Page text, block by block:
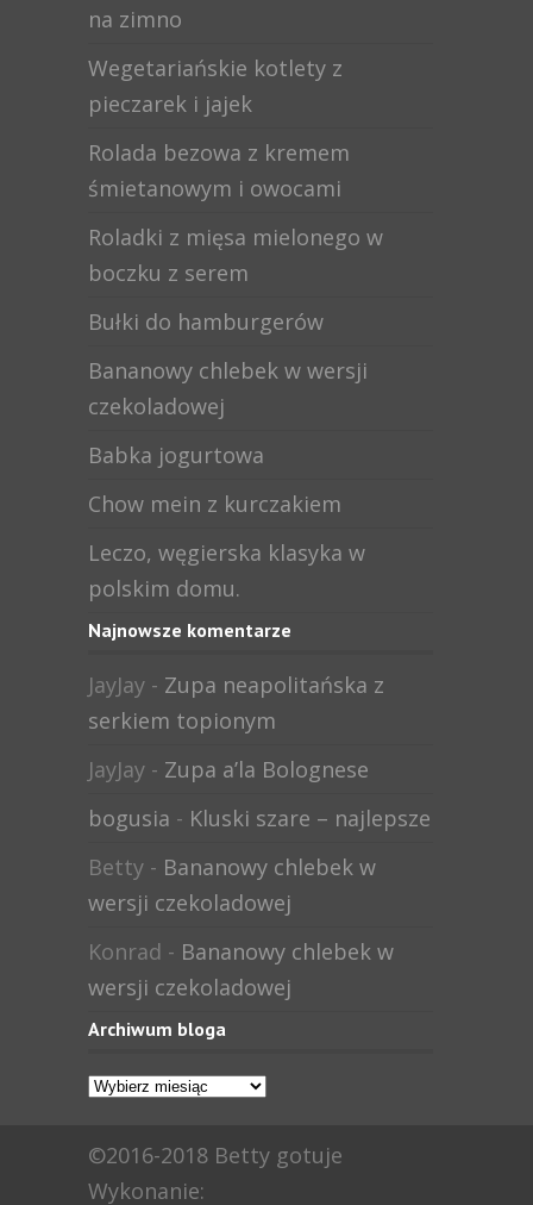
na zimno
Wegetariańskie kotlety z
pieczarek i jajek
Rolada bezowa z kremem
śmietanowym i owocami
Roladki z mięsa mielonego w
boczku z serem
Bułki do hamburgerów
Bananowy chlebek w wersji
czekoladowej
Babka jogurtowa
Chow mein z kurczakiem
Leczo, węgierska klasyka w
polskim domu.
Najnowsze komentarze
JayJay - Zupa neapolitańska z
serkiem topionym
JayJay - Zupa a’la Bolognese
bogusia - Kluski szare – najlepsze
Betty - Bananowy chlebek w
wersji czekoladowej
Konrad - Bananowy chlebek w
wersji czekoladowej
Archiwum bloga
Archiwum
©2016-2018 Betty gotuje
Wykonanie: